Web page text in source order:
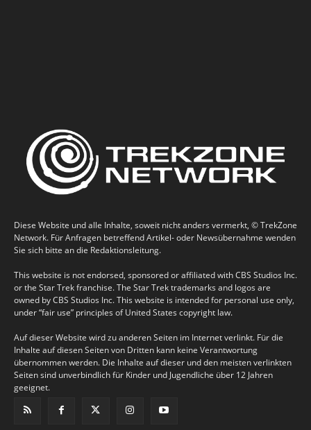
Diese Website und alle Inhalte, soweit nicht anders vermerkt, © TrekZone
Network. Für Anfragen betreffend Artikel- oder Newsübernahme wenden
Sie sich bitte an die Redaktionsleitung.
This website is not endorsed, sponsored or affiliated with CBS Studios Inc.
or the Star Trek franchise. The Star Trek trademarks and logos are
owned by CBS Studios Inc. This website is intended for personal use only,
under “fair use” principles of United States copyright law.
Auf dieser Website wird zu anderen Seiten im Internet verlinkt. Für die
Inhalte auf diesen Seiten von Dritten kann keine Verantwortung
übernommen werden. Die Inhalte auf dieser und den meisten verlinkten
Seiten sind unverbindlich für Kinder und Jugendliche über 12 Jahren
geeignet.